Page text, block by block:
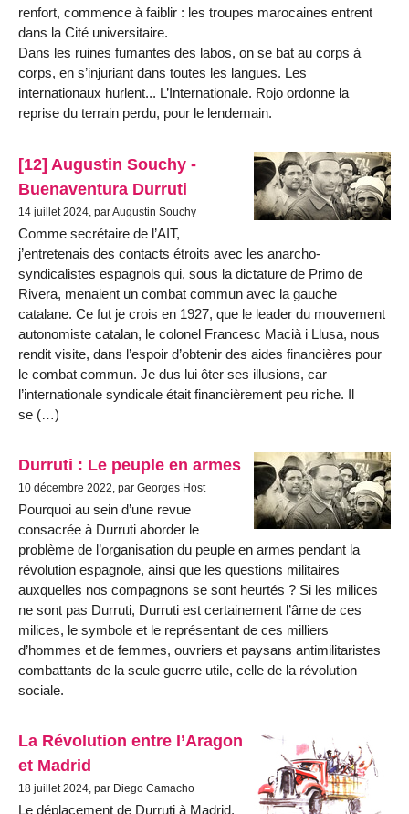
renfort, commence à faiblir : les troupes marocaines entrent
dans la Cité universitaire.
Dans les ruines fumantes des labos, on se bat au corps à
corps, en s’injuriant dans toutes les langues. Les
internationaux hurlent... L’Internationale. Rojo ordonne la
reprise du terrain perdu, pour le lendemain.
[12] Augustin Souchy -
Buenaventura Durruti
14 juillet 2024, par Augustin Souchy
Comme secrétaire de l’AIT,
j’entretenais des contacts étroits avec les anarcho-
syndicalistes espagnols qui, sous la dictature de Primo de
Rivera, menaient un combat commun avec la gauche
catalane. Ce fut je crois en 1927, que le leader du mouvement
autonomiste catalan, le colonel Francesc Macià i Llusa, nous
rendit visite, dans l’espoir d’obtenir des ai­des financières pour
le combat commun. Je dus lui ôter ses illusions, car
l’internationale syndicale était financièrement peu riche. Il
se (…)
Durruti : Le peuple en armes
10 décembre 2022, par Georges Host
Pourquoi au sein d’une revue
consacrée à Durruti aborder le
problème de l’organisation du peuple en armes pendant la
révolution espagnole, ainsi que les questions militaires
auxquelles nos compagnons se sont heurtés ? Si les milices
ne sont pas Durruti, Durruti est certainement l’âme de ces
milices, le symbole et le représentant de ces milliers
d’hommes et de femmes, ouvriers et paysans antimilitaristes
combattants de la seule guerre utile, celle de la révolution
sociale.
La Révolution entre l’Aragon
et Madrid
18 juillet 2024, par Diego Camacho
Le déplacement de Durruti à Madrid,